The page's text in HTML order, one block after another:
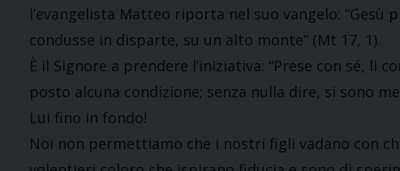
l’evangelista Matteo riporta nel suo vangelo: “Gesù
condusse in disparte, su un alto monte” (Mt 17, 1).
È il Signore a prendere l’iniziativa: “Prese con sé, li
posto alcuna condizione; senza nulla dire, si sono
Lui fino in fondo!
Noi non permettiamo che i nostri figli vadano con